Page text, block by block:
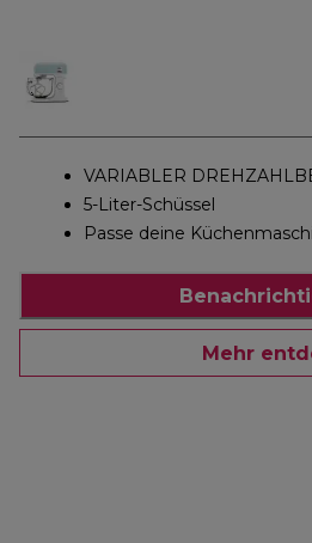
VARIABLER
5-Liter-Schüssel
Passe deine
Mehr